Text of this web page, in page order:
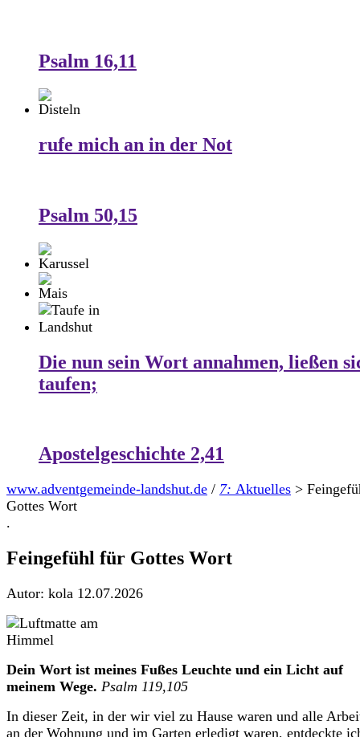
Psalm 16,11
rufe mich an in der Not
Psalm 50,15
Die nun sein Wort annahmen, ließen
taufen;
Apostelgeschichte 2,41
www.adventgemeinde-landshut.de / 7: Aktuelles >
Gottes Wort
.
Feingefühl für Gottes Wort
Autor: kola 12.07.2026
Dein Wort ist meines Fußes Leuchte und ein Licht auf
meinem Wege. Psalm 119,105
In dieser Zeit, in der wir viel zu Hause waren und alle
an der Wohnung und im Garten erledigt waren, entdeckte